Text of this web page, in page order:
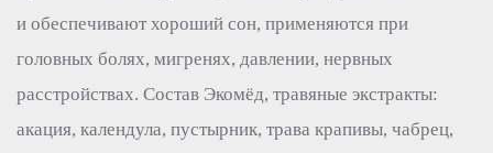
и обеспечивают хороший сон, применяются при
головных болях, мигренях, давлении, нервных
расстройствах. Состав Экомёд, травяные экстракты:
акация, календула, пустырник, трава крапивы, чабрец,